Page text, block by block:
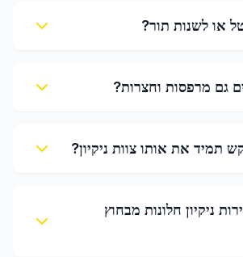
או לשנות תור?
גם מרפסות וחצרות?
את אותו צוות ניקיון?
ניקיון חלונות מבחוץ